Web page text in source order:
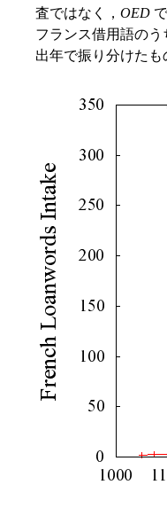
査ではなく， OED
フランス借用語の
出年で振り分けたも